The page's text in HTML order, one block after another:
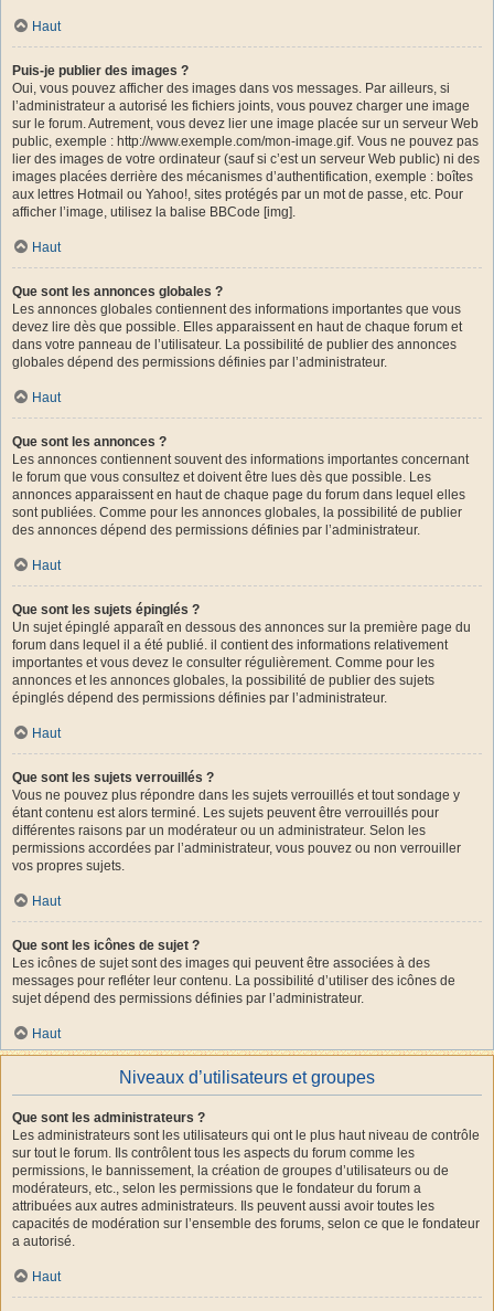
Haut
Puis-je publier des images ?
Oui, vous pouvez afficher des images dans vos messages. Par ailleurs, si
l’administrateur a autorisé les fichiers joints, vous pouvez charger une image
sur le forum. Autrement, vous devez lier une image placée sur un serveur Web
public, exemple : http://www.exemple.com/mon-image.gif. Vous ne pouvez pas
lier des images de votre ordinateur (sauf si c’est un serveur Web public) ni des
images placées derrière des mécanismes d’authentification, exemple : boîtes
aux lettres Hotmail ou Yahoo!, sites protégés par un mot de passe, etc. Pour
afficher l’image, utilisez la balise BBCode [img].
Haut
Que sont les annonces globales ?
Les annonces globales contiennent des informations importantes que vous
devez lire dès que possible. Elles apparaissent en haut de chaque forum et
dans votre panneau de l’utilisateur. La possibilité de publier des annonces
globales dépend des permissions définies par l’administrateur.
Haut
Que sont les annonces ?
Les annonces contiennent souvent des informations importantes concernant
le forum que vous consultez et doivent être lues dès que possible. Les
annonces apparaissent en haut de chaque page du forum dans lequel elles
sont publiées. Comme pour les annonces globales, la possibilité de publier
des annonces dépend des permissions définies par l’administrateur.
Haut
Que sont les sujets épinglés ?
Un sujet épinglé apparaît en dessous des annonces sur la première page du
forum dans lequel il a été publié. il contient des informations relativement
importantes et vous devez le consulter régulièrement. Comme pour les
annonces et les annonces globales, la possibilité de publier des sujets
épinglés dépend des permissions définies par l’administrateur.
Haut
Que sont les sujets verrouillés ?
Vous ne pouvez plus répondre dans les sujets verrouillés et tout sondage y
étant contenu est alors terminé. Les sujets peuvent être verrouillés pour
différentes raisons par un modérateur ou un administrateur. Selon les
permissions accordées par l’administrateur, vous pouvez ou non verrouiller
vos propres sujets.
Haut
Que sont les icônes de sujet ?
Les icônes de sujet sont des images qui peuvent être associées à des
messages pour refléter leur contenu. La possibilité d’utiliser des icônes de
sujet dépend des permissions définies par l’administrateur.
Haut
Niveaux d’utilisateurs et groupes
Que sont les administrateurs ?
Les administrateurs sont les utilisateurs qui ont le plus haut niveau de contrôle
sur tout le forum. Ils contrôlent tous les aspects du forum comme les
permissions, le bannissement, la création de groupes d’utilisateurs ou de
modérateurs, etc., selon les permissions que le fondateur du forum a
attribuées aux autres administrateurs. Ils peuvent aussi avoir toutes les
capacités de modération sur l’ensemble des forums, selon ce que le fondateur
a autorisé.
Haut